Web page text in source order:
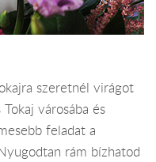
szeretnél virágot
városába és
feladat a
rám bízhatod